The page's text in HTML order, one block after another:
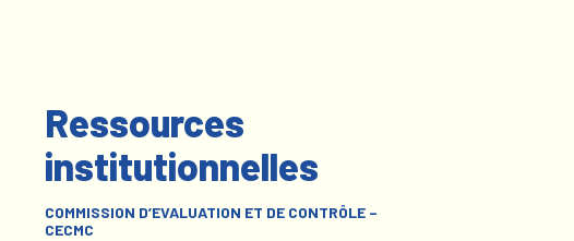
Ressources
institutionnelles
COMMISSION D’EVALUATION ET DE CONTRÔLE –
CECMC